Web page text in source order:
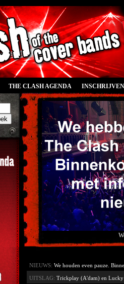
THE CLASH AGENDA INSCHRIJVEN
NIEUWS: We houden even pauze.
UITSLAG: Trickplay (A'dam) en